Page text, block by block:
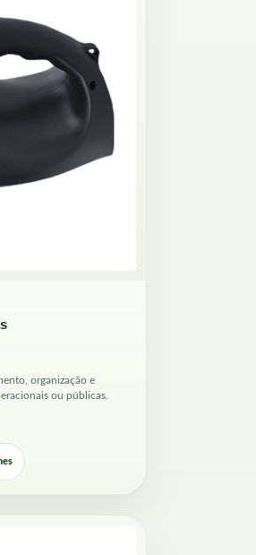
organização e
ou públicas.